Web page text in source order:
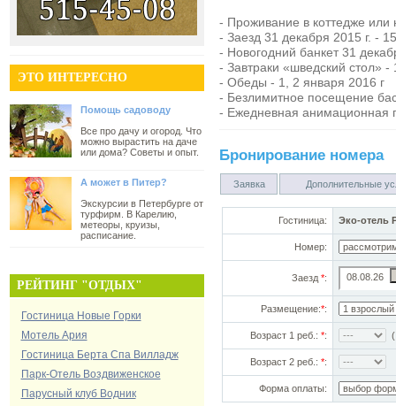
ЭТО ИНТЕРЕСНО
Помощь садоводу
Все про дачу и огород. Что
можно вырастить на даче
или дома? Советы и опыт.
А может в Питер?
Экскурсии в Петербурге от
турфирм. В Карелию,
метеоры, круизы,
расписание.
РЕЙТИНГ "ОТДЫХ"
Гостиница Новые Горки
Мотель Ария
Гостиница Берта Спа Вилладж
Парк-Отель Воздвиженское
Парусный клуб Водник
- Проживание в коттедже или
- Заезд 31 декабря 2015 г. -
- Новогодний банкет 31
- Завтраки «шведский стол» -
- Обеды - 1, 2 января 2016 г
- Безлимитное посещение
- Ежедневная анимационная
Бронирование номера
Заявка Дополнительные
Гостиница: Эко-отель
Номер:
Заезд *:
Размещение:*:
Возраст 1 реб.: *:
Возраст 2 реб.: *:
Форма оплаты: